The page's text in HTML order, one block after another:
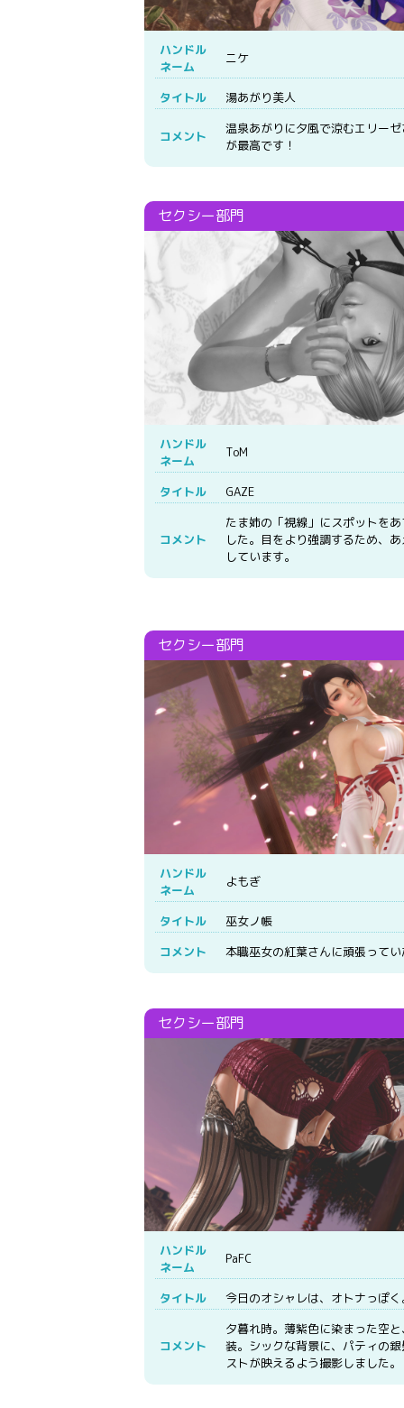
ハンドル
ネーム
ニケ
タイトル 湯あがり美人
コメント
温泉あがりに夕風で涼むエリー
が最高です！
ハンドル
ネーム
ToM
タイトル GAZE
コメント
たま姉の「視線」にスポットを
した。目をより強調するため、
しています。
ハンドル
ネーム
よもぎ
タイトル
巫女ノ帳
コメント
本職巫女の紅葉さんに頑張って
ハンドル
ネーム
PaFC
タイトル 今日のオシャレは、オトナっぽく
コメント
夕暮れ時。薄紫色に染まった空
装。シックな背景に、パティの
ストが映えるよう撮影しました。